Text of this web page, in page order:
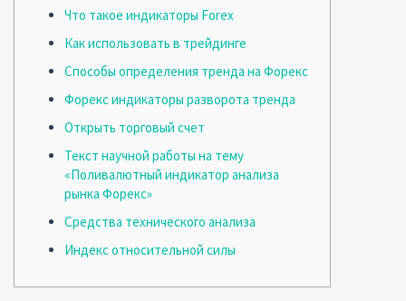
Что такое индикаторы Forex
Как использовать в трейдинге
Способы определения тренда на Форекс
Форекс индикаторы разворота тренда
Открыть торговый счет
Текст научной работы на тему
«Поливалютный индикатор анализа
рынка Форекс»
Средства технического анализа
Индекс относительной силы